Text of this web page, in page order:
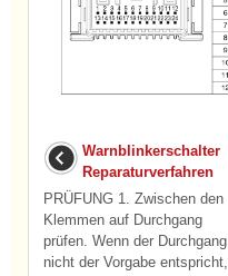
Warnblinkerschalter
Reparaturverfahren
PRÜFUNG 1. Zwischen den
Klemmen auf Durchgang
prüfen. Wenn der Durchgang
nicht der Vorgabe entspricht,